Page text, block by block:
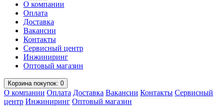
О компании
Оплата
Доставка
Вакансии
Контакты
Сервисный центр
Инжиниринг
Оптовый магазин
Корзинапокупок: 0
О компании Оплата Доставка Вакансии Контакты Сервисный
центр Инжиниринг Оптовый магазин